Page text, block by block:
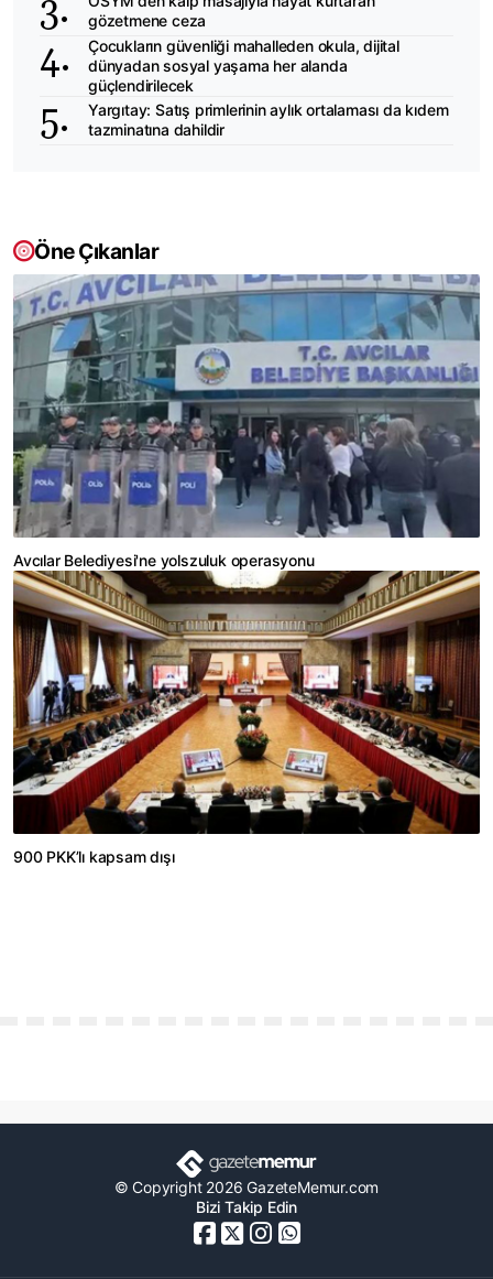
gözetmene ceza
Çocukların güvenliği mahalleden okula, dijital
dünyadan sosyal yaşama her alanda
güçlendirilecek
Yargıtay: Satış primlerinin aylık ortalaması da kıdem
tazminatına dahildir
Öne Çıkanlar
Avcılar Belediyesi'ne yolszuluk operasyonu
900 PKK’lı kapsam dışı
© Copyright 2026 GazeteMemur.com
Bizi Takip Edin